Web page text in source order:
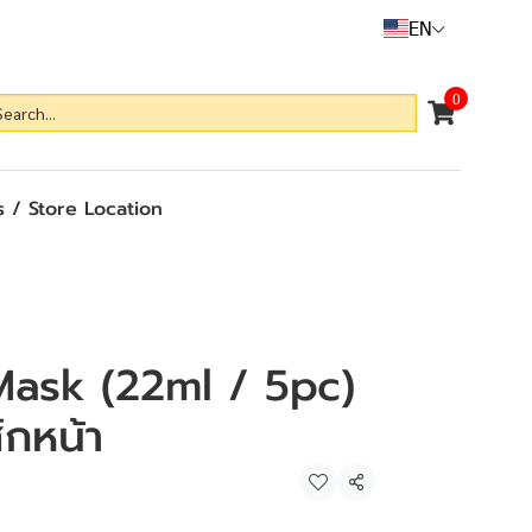
EN
0
/ Store Location
(22ml / 5pc)
หน้า
Share